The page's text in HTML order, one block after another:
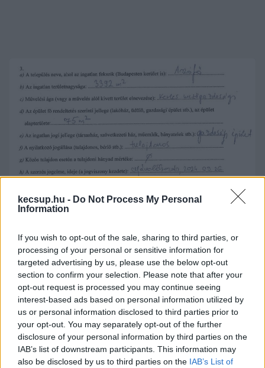
kecsup.hu - Do Not Process My Personal
Information
If you wish to opt-out of the sale, sharing to third parties, or
processing of your personal or sensitive information for
targeted advertising by us, please use the below opt-out
section to confirm your selection. Please note that after your
opt-out request is processed you may continue seeing
interest-based ads based on personal information utilized by
us or personal information disclosed to third parties prior to
your opt-out. You may separately opt-out of the further
disclosure of your personal information by third parties on the
IAB’s list of downstream participants. This information may
also be disclosed by us to third parties on the IAB’s List of
A polgármester ingatlanjának szomszédjában
25%-os tulajdonrésze van férjének, Szemerey
Szabolcsnak. Ez a telek 3252 négyzetméter
nagyságú, a területen szőlőtermesztés folyik.
Szemerey Szabolcs, az egyetemi alapítvány
stratégiai igazgatója 2020-ban vásárolta
tulajdonrészét, és további két magánszeméllyel